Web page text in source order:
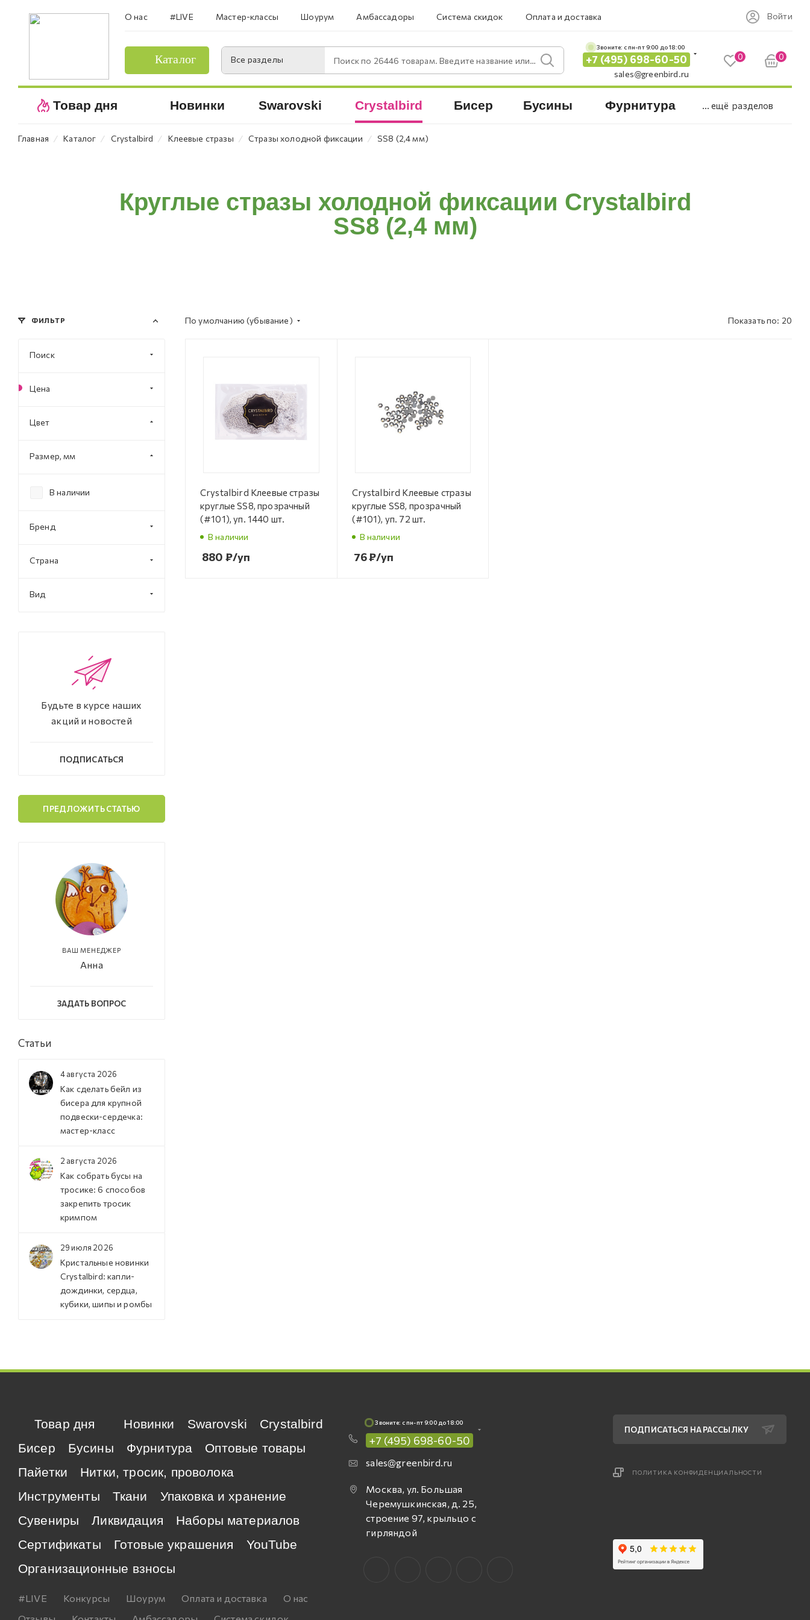
О нас #LIVE Мастер-классы Шоурум Амбассадоры Система скидок Оплата и доставка Войти
Каталог Все разделы Поиск по 26446 товарам. Введите название или артикул.
Звоните: c пн-пт 9:00 до 18:00
+7 (495) 698-60-50
sales@greenbird.ru
0 0
Товар дня Новинки Swarovski Crystalbird Бисер Бусины Фурнитура ... ещё разделов
Главная ⁄ Каталог ⁄ Crystalbird ⁄ Клеевые стразы ⁄ Стразы холодной фиксации ⁄ SS8 (2,4 мм)
Круглые стразы холодной фиксации Crystalbird
SS8 (2,4 мм)
По умолчанию (убывание) Показать по: 20
Crystalbird Клеевые стразы
круглые SS8, прозрачный
(#101), уп. 1440 шт.
В наличии
880 ₽/уп
Crystalbird Клеевые стразы
круглые SS8, прозрачный
(#101), уп. 72 шт.
В наличии
76₽/уп
ФИЛЬТР
Поиск
Цена
Цвет
Размер, мм
В наличии
Бренд
Страна
Вид
Будьте в курсе наших
акций и новостей
ПОДПИСАТЬСЯ
ПРЕДЛОЖИТЬ СТАТЬЮ
ВАШ МЕНЕДЖЕР
Анна
ЗАДАТЬ ВОПРОС
Статьи
4 августа 2026
Как сделать бейл из
бисера для крупной
подвески-сердечка:
мастер-класс
2 августа 2026
Как собрать бусы на
тросике: 6 способов
закрепить тросик
кримпом
29 июля 2026
Кристальные новинки
Crystalbird: капли-
дождинки, сердца,
кубики, шипы и ромбы
Товар дня Новинки Swarovski
Crystalbird
Бисер
Бусины Фурнитура
Оптовые товары
Пайетки
Нитки, тросик, проволока
Инструменты
Ткани
Упаковка и хранение
Сувениры
Ликвидация
Наборы материалов
Сертификаты
Готовые украшения
YouTube
Организационные взносы
#LIVE Конкурсы Шоурум Оплата и доставка
О нас
Звоните: c пн-пт 9:00 до 18:00
+7 (495) 698-60-50
sales@greenbird.ru
Москва, ул. Большая
Черемушкинская, д. 25,
строение 97, крыльцо с
гирляндой
ПОДПИСАТЬСЯ НА РАССЫЛКУ
ПОЛИТИКА КОНФИДЕНЦИАЛЬНОСТИ